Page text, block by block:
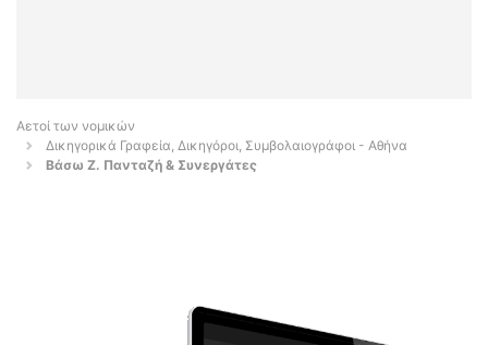
Αετοί των νομικών
Δικηγορικά Γραφεία, Δικηγόροι, Συμβολαιογράφοι - Αθήνα
Βάσω Ζ. Πανταζή & Συνεργάτες